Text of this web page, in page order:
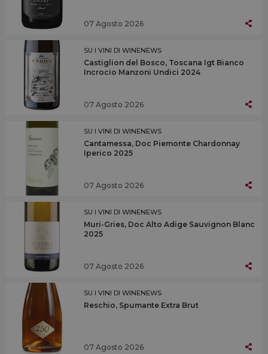
07 Agosto 2026
SU I VINI DI WINENEWS
Castiglion del Bosco, Toscana Igt Bianco
Incrocio Manzoni Undici 2024
07 Agosto 2026
SU I VINI DI WINENEWS
Cantamessa, Doc Piemonte Chardonnay
Iperico 2025
07 Agosto 2026
SU I VINI DI WINENEWS
Muri-Gries, Doc Alto Adige Sauvignon Blanc
2025
07 Agosto 2026
SU I VINI DI WINENEWS
Reschio, Spumante Extra Brut
07 Agosto 2026